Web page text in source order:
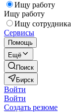
Ищу работу
Ищу работу
Ищу сотрудника
Сервисы
Помощь
Ещё
Поиск
Бирск
Войти
Войти
Создать резюме